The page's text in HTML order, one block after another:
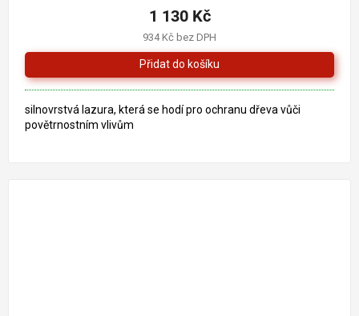
produktu
je
5,0
z
5
hvězdiček.
934 Kč bez DPH
1 130 Kč
silnovrstvá lazura, která se hodí pro ochranu dřeva vůči
povětrnostním vlivům